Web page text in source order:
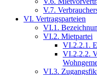
V.7.
VI. Vertragsparteien
VI.1.
VI.2. Mietpartei
VI.2.2.1.
VI.2.2.2.
VI.3.